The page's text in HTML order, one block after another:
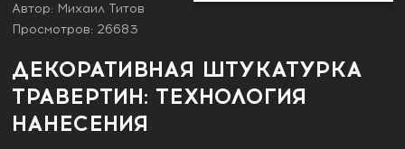
Автор: Михаил Титов
Просмотров: 26683
ДЕКОРАТИВНАЯ ШТУКАТУРКА
ТРАВЕРТИН: ТЕХНОЛОГИЯ
НАНЕСЕНИЯ